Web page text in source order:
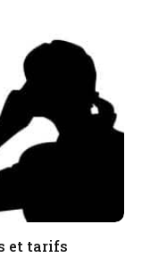
et tarifs